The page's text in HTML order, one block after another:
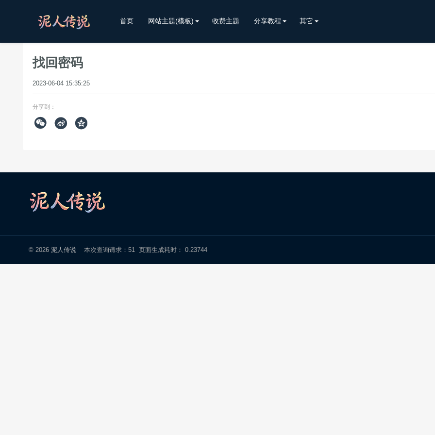
首页 网站主题(模板) 收费主题 分享教程 其它
找回密码
2023-06-04 15:35:25
分享到：
  
© 2026 泥人传说 本次查询请求：51 页面生成耗时： 0.23744